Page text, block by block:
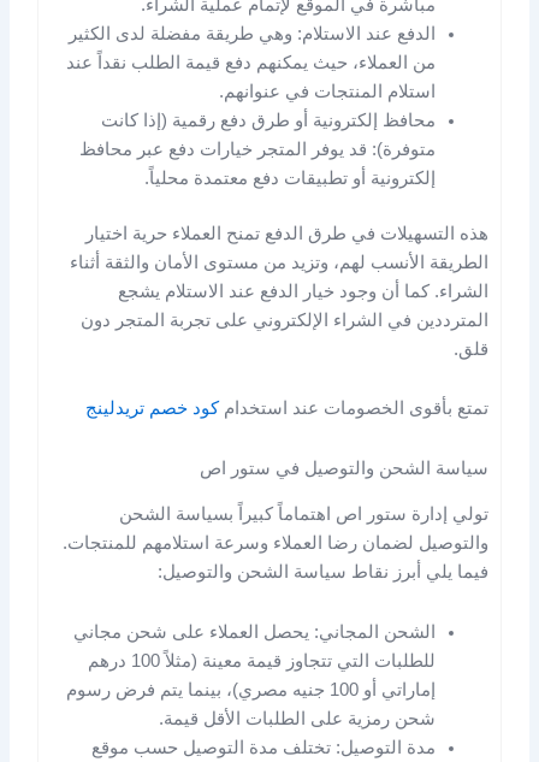
مباشرة في الموقع لإتمام عملية الشراء.
الدفع عند الاستلام: وهي طريقة مفضلة لدى الكثير
من العملاء، حيث يمكنهم دفع قيمة الطلب نقداً عند
استلام المنتجات في عنوانهم.
محافظ إلكترونية أو طرق دفع رقمية (إذا كانت
متوفرة): قد يوفر المتجر خيارات دفع عبر محافظ
إلكترونية أو تطبيقات دفع معتمدة محلياً.
هذه التسهيلات في طرق الدفع تمنح العملاء حرية اختيار
الطريقة الأنسب لهم، وتزيد من مستوى الأمان والثقة أثناء
الشراء. كما أن وجود خيار الدفع عند الاستلام يشجع
المترددين في الشراء الإلكتروني على تجربة المتجر دون
قلق.
تمتع بأقوى الخصومات عند استخدام كود خصم تريدلينج
سياسة الشحن والتوصيل في ستور اص
تولي إدارة ستور اص اهتماماً كبيراً بسياسة الشحن
والتوصيل لضمان رضا العملاء وسرعة استلامهم للمنتجات.
فيما يلي أبرز نقاط سياسة الشحن والتوصيل:
الشحن المجاني: يحصل العملاء على شحن مجاني
للطلبات التي تتجاوز قيمة معينة (مثلاً 100 درهم
إماراتي أو 100 جنيه مصري)، بينما يتم فرض رسوم
شحن رمزية على الطلبات الأقل قيمة.
مدة التوصيل: تختلف مدة التوصيل حسب موقع